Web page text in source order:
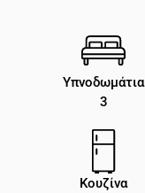
Υπνοδωμάτια
3
Κουζίνα